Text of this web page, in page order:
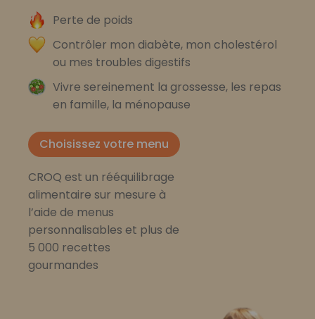
Perte de poids
Contrôler mon diabète, mon cholestérol
ou mes troubles digestifs
Vivre sereinement la grossesse, les repas
en famille, la ménopause
Choisissez votre menu
CROQ est un rééquilibrage
alimentaire sur mesure à
l’aide de menus
personnalisables et plus de
5 000 recettes
gourmandes